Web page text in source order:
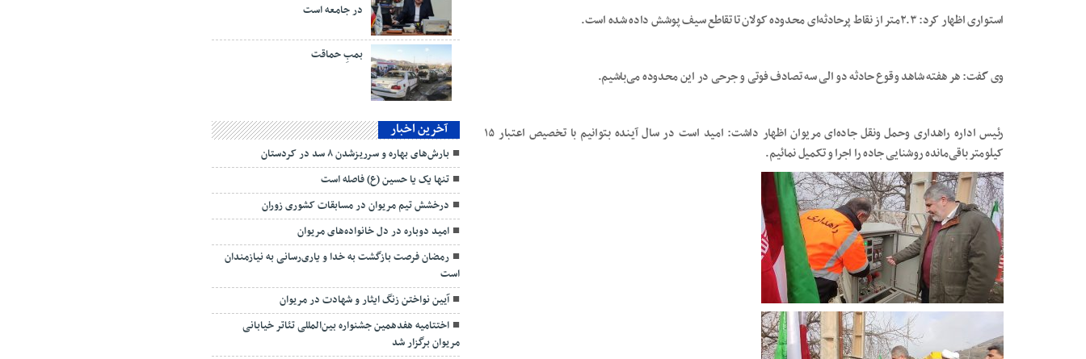
استواری اظهار کرد: ۲.۳متر از نقاط پرحادثه‌ای محدوده کولان تا تقاطع سیف پوشش داده شده است.
وی گفت: هر هفته شاهد وقوع حادثه دو الی سه تصادف فوتی و جرحی در این محدوده می‌باشیم.
رئیس اداره راهداری وحمل ونقل جاده‌ای مریوان اظهار داشت: امید است در سال آینده بتوانیم با تخصیص اعتبار ۱۵
کیلومتر باقی‌مانده روشنایی جاده را اجرا و تکمیل نمائيم.
در جامعه است
بمبِ حماقت
آخرین اخبار
بارش‌های بهاره و سرریزشدن ۸ سد در کردستان
تنها یک یا حسین (ع) فاصله است
درخشش تیم مریوان در مسابقات کشوری زوران
امید دوباره در دل خانواده‌های مریوان
رمضان فرصت بازگشت به خدا و یاری‌رسانی به نیازمندان
است
آیین نواختن زنگ ایثار و شهادت در مریوان
اختتامیه هفدهمین جشنواره بین‌المللی تئاتر خیابانی
مریوان برگزار شد